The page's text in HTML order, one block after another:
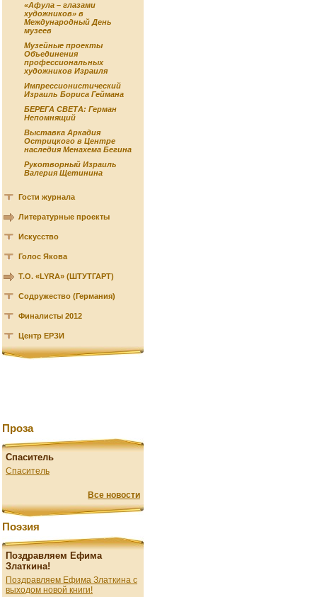
«Афула – глазами
художников» в
Международный День
музеев
Музейные проекты
Объединения
профессиональных
художников Израиля
Импрессионистический
Израиль Бориса Геймана
БЕРЕГА СВЕТА: Герман
Непомнящий
Выставка Аркадия
Острицкого в Центре
наследия Менахема Бегина
Рукотворный Израиль
Валерия Щетинина
Гости журнала
Литературные проекты
Искусство
Голос Якова
Т.О. «LYRA» (ШТУТГАРТ)
Содружество (Германия)
Финалисты 2012
Центр ЕРЗИ
Проза
Спаситель
Спаситель
Все новости
Поэзия
Поздравляем Ефима
Златкина!
Поздравляем Ефима Златкина с
выходом новой книги!